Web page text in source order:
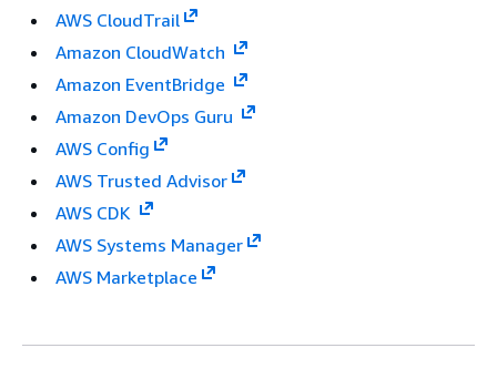
AWS CloudTrail
Amazon CloudWatch
Amazon EventBridge
Amazon DevOps Guru
AWS Config
AWS Trusted Advisor
AWS CDK
AWS Systems Manager
AWS Marketplace